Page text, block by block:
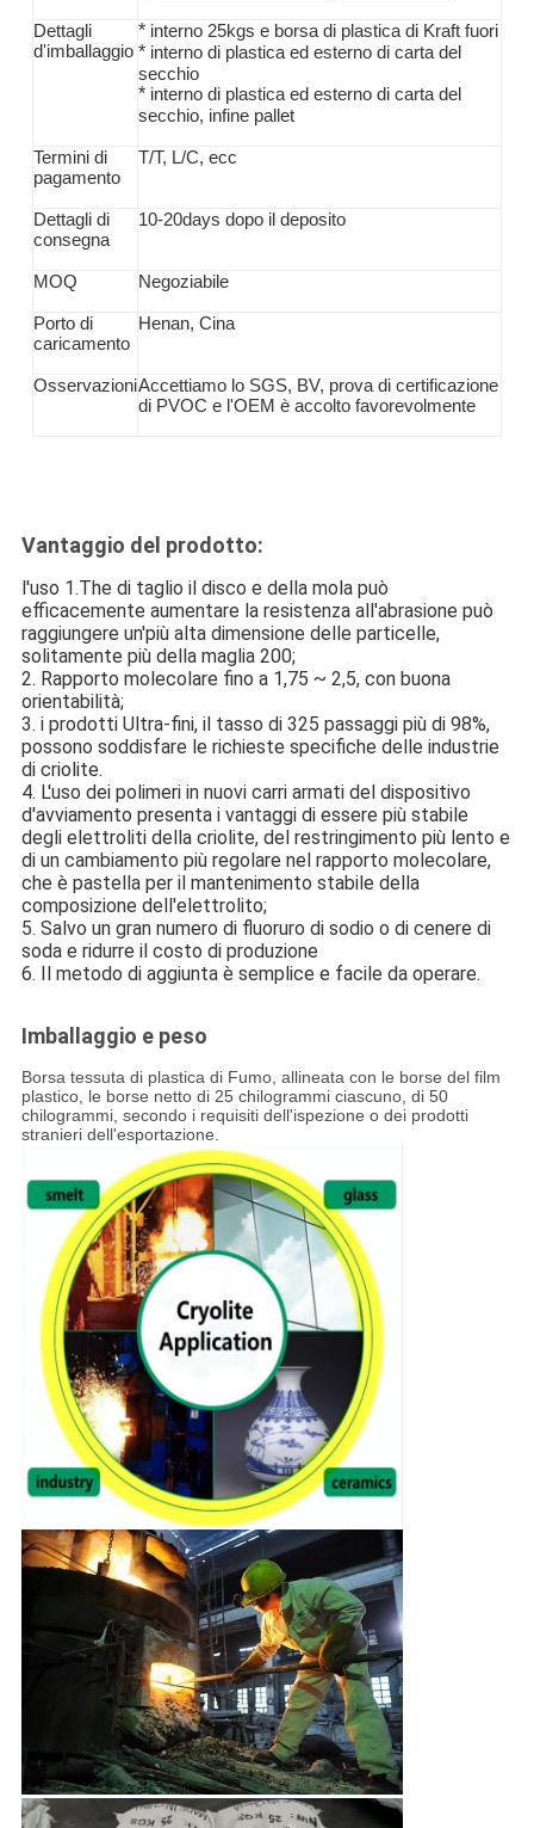
Dettagli
d'imballaggio
*interno 25kgs e borsa di plastica di Kraft fuori
*interno di plastica ed esterno di carta del
secchio
*interno di plastica ed esterno di carta del
secchio, infine pallet
Termini di
pagamento
T/T, L/C, ecc
Dettagli di
consegna
10-20days dopo il deposito
MOQ Negoziabile
Porto di
caricamento
Henan, Cina
OsservazioniAccettiamo lo SGS, BV, prova di certificazione
di PVOC e l'OEM è accolto favorevolmente
Vantaggio del prodotto:
l'uso 1.The di taglio il disco e della mola può
efficacemente aumentare la resistenza all'abrasione può
raggiungere un'più alta dimensione delle particelle,
solitamente più della maglia 200;
2. Rapporto molecolare fino a 1,75 ~ 2,5, con buona
orientabilità;
3. i prodotti Ultra-fini, il tasso di 325 passaggi più di 98%,
possono soddisfare le richieste specifiche delle industrie
di criolite.
4. L'uso dei polimeri in nuovi carri armati del dispositivo
d'avviamento presenta i vantaggi di essere più stabile
degli elettroliti della criolite, del restringimento più lento e
di un cambiamento più regolare nel rapporto molecolare,
che è pastella per il mantenimento stabile della
composizione dell'elettrolito;
5. Salvo un gran numero di fluoruro di sodio o di cenere di
soda e ridurre il costo di produzione
6. Il metodo di aggiunta è semplice e facile da operare.
Imballaggio e peso
Borsa tessuta di plastica di Fumo, allineata con le borse del film
plastico, le borse netto di 25 chilogrammi ciascuno, di 50
chilogrammi, secondo i requisiti dell'ispezione o dei prodotti
stranieri dell'esportazione.